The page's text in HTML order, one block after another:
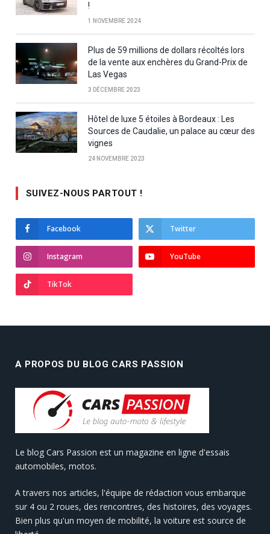
!
1 NOVEMBRE 2024
Plus de 59 millions de dollars récoltés lors
de la vente aux enchères du Grand-Prix de
Las Vegas
3 DÉCEMBRE 2023
Hôtel de luxe 5 étoiles à Bordeaux : Les
Sources de Caudalie, un palace au cœur des
vignes
24 NOVEMBRE 2023
SUIVEZ-NOUS PARTOUT !
Facebook Twitter
Instagram YouTube
TikTok
A PROPOS DU BLOG CARS PASSION
Le blog Cars Passion est un magazine en ligne d'essais
automobiles, motos.
A travers nos articles, l'équipe de rédaction vous embarque
sur 4 ou 2 roues, des rencontres, des histoires, des voyages.
Bien plus qu'un moyen de mobilité, la voiture est source de